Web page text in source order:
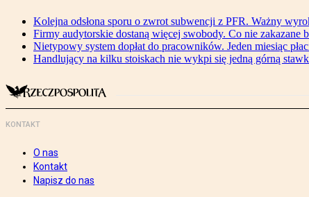
Kolejna odsłona sporu o zwrot subwencji z PFR. Ważny
Firmy audytorskie dostaną więcej swobody. Co nie zakazane
Nietypowy system dopłat do pracowników. Jeden miesiąc
Handlujący na kilku stoiskach nie wykpi się jedną górną
KONTAKT
O nas
Kontakt
Napisz do nas